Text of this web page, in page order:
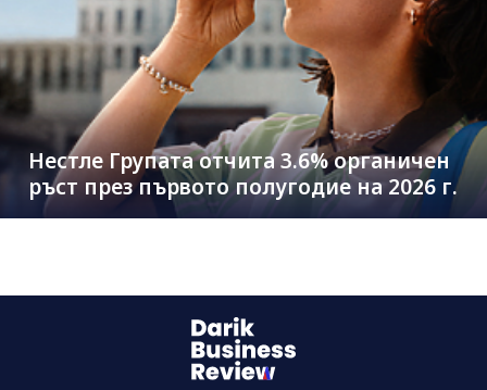
Нестле Групата отчита 3.6% органичен
ръст през първото полугодие на 2026 г.